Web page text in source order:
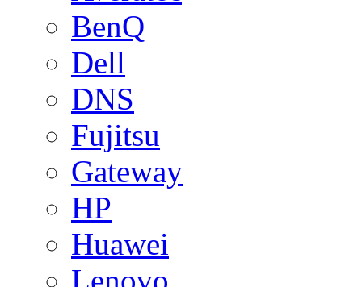
BenQ
Dell
DNS
Fujitsu
Gateway
HP
Huawei
Lenovo